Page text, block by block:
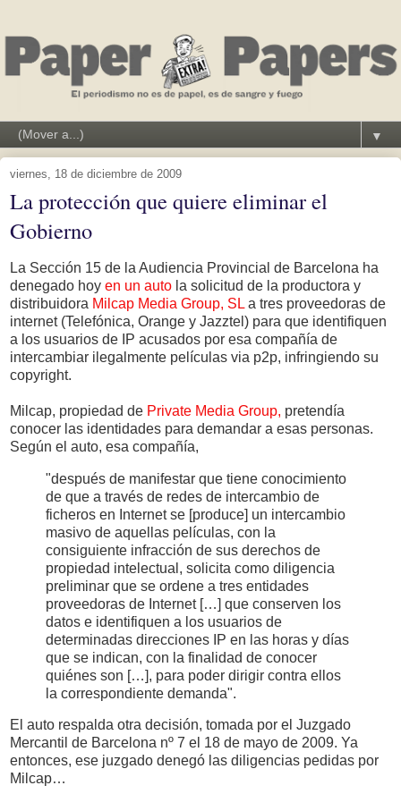
▼
viernes, 18 de diciembre de 2009
La protección que quiere eliminar el
Gobierno
La Sección 15 de la Audiencia Provincial de Barcelona ha
denegado hoy en un auto la solicitud de la productora y
distribuidora Milcap Media Group, SL a tres proveedoras de
internet (Telefónica, Orange y Jazztel) para que identifiquen
a los usuarios de IP acusados por esa compañía de
intercambiar ilegalmente películas via p2p, infringiendo su
copyright.
Milcap, propiedad de Private Media Group, pretendía
conocer las identidades para demandar a esas personas.
Según el auto, esa compañía,
"después de manifestar que tiene conocimiento
de que a través de redes de intercambio de
ficheros en Internet se [produce] un intercambio
masivo de aquellas películas, con la
consiguiente infracción de sus derechos de
propiedad intelectual, solicita como diligencia
preliminar que se ordene a tres entidades
proveedoras de Internet […] que conserven los
datos e identifiquen a los usuarios de
determinadas direcciones IP en las horas y días
que se indican, con la finalidad de conocer
quiénes son […], para poder dirigir contra ellos
la correspondiente demanda".
El auto respalda otra decisión, tomada por el Juzgado
Mercantil de Barcelona nº 7 el 18 de mayo de 2009. Ya
entonces, ese juzgado denegó las diligencias pedidas por
Milcap…